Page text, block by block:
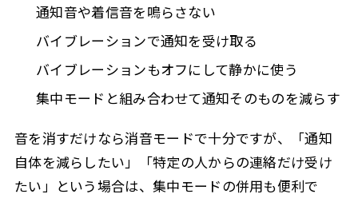
通知音や着信音を鳴らさない
バイブレーションで通知を受け取る
バイブレーションもオフにして静かに使う
集中モードと組み合わせて通知そのものを減らす
音を消すだけなら消音モードで十分ですが、「通知
自体を減らしたい」「特定の人からの連絡だけ受け
たい」という場合は、集中モードの併用も便利で